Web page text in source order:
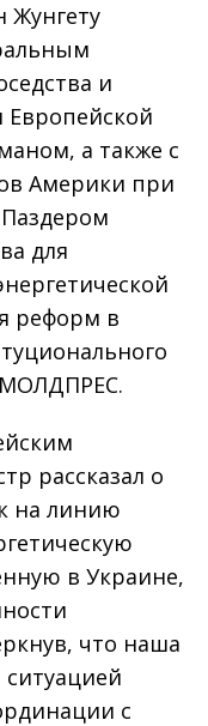
Жунгету
и
а также с
Америки при
для
реформ в
МОЛДПРЕС.
рассказал о
на линию
в Украине,
что наша
ситуацией
с